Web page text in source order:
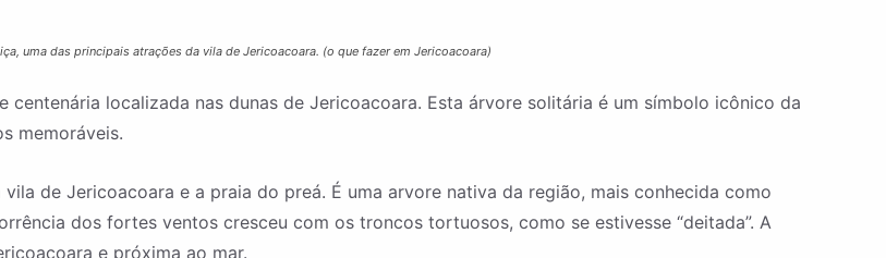
uma das principais atrações da vila de Jericoacoara. (o que fazer em Jericoacoara)
localizada nas dunas de Jericoacoara. Esta árvore solitária é um símbolo icônico da
memoráveis.
de Jericoacoara e a praia do preá. É uma arvore nativa da região, mais conhecida como
dos fortes ventos cresceu com os troncos tortuosos, como se estivesse “deitada”. A
e próxima ao mar.